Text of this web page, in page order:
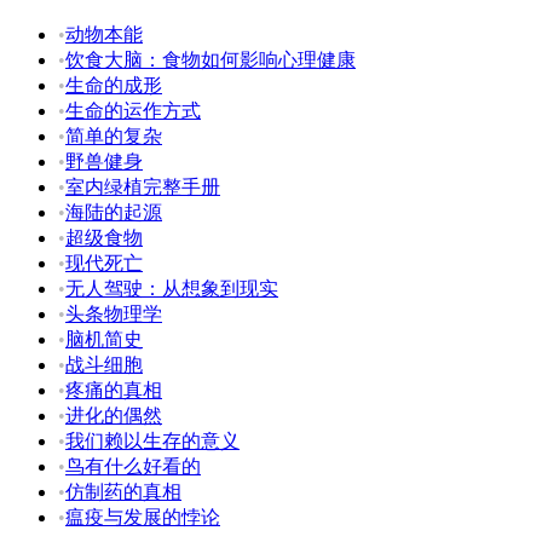
•动物本能
•饮食大脑：食物如何影响心理健康
•生命的成形
•生命的运作方式
•简单的复杂
•野兽健身
•室内绿植完整手册
•海陆的起源
•超级食物
•现代死亡
•无人驾驶：从想象到现实
•头条物理学
•脑机简史
•战斗细胞
•疼痛的真相
•进化的偶然
•我们赖以生存的意义
•鸟有什么好看的
•仿制药的真相
•瘟疫与发展的悖论